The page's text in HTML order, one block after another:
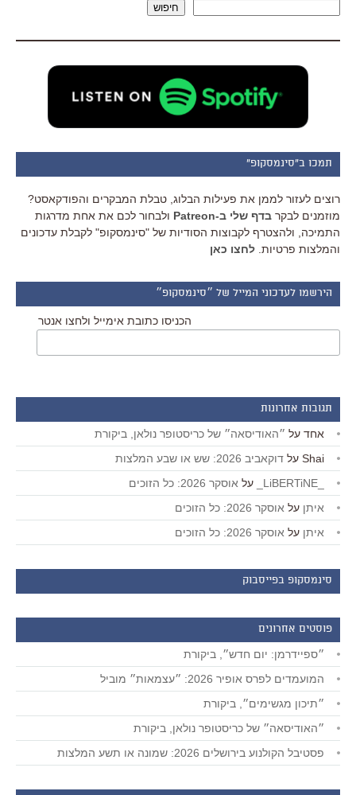
חיפוש
תמכו ב"סינמסקופ"
רוצים לעזור לממן את פעילות הבלוג, טבלת המבקרים והפודקאסט?
מוזמנים לבקר בדף שלי ב-Patreon
ולבחור לכם את אחת מדרגות
התמיכה, ולהצטרף לקבוצות הסודיות של "סינמסקופ" לקבלת עדכונים
והמלצות פרטיות. לחצו כאן
הירשמו לעדכוני המייל של ״סינמסקופ״
הכניסו כתובת אימייל ולחצו אנטר
תגובות אחרונות
אחד על ״האודיסאה״ של כריסטופר נולאן, ביקורת
Shai על דוקאביב 2026: שש או שבע המלצות
על אוסקר 2026: כל הזוכים
איתן על אוסקר 2026: כל הזוכים
איתן על אוסקר 2026: כל הזוכים
סינמסקופ בפייסבוק
פוסטים אחרונים
״ספיידרמן: יום חדש״, ביקורת
המועמדים לפרס אופיר 2026: ״עצמאות״ מוביל
״תיכון מגשימים״, ביקורת
״האודיסאה״ של כריסטופר נולאן, ביקורת
פסטיבל הקולנוע בירושלים 2026: שמונה או תשע המלצות